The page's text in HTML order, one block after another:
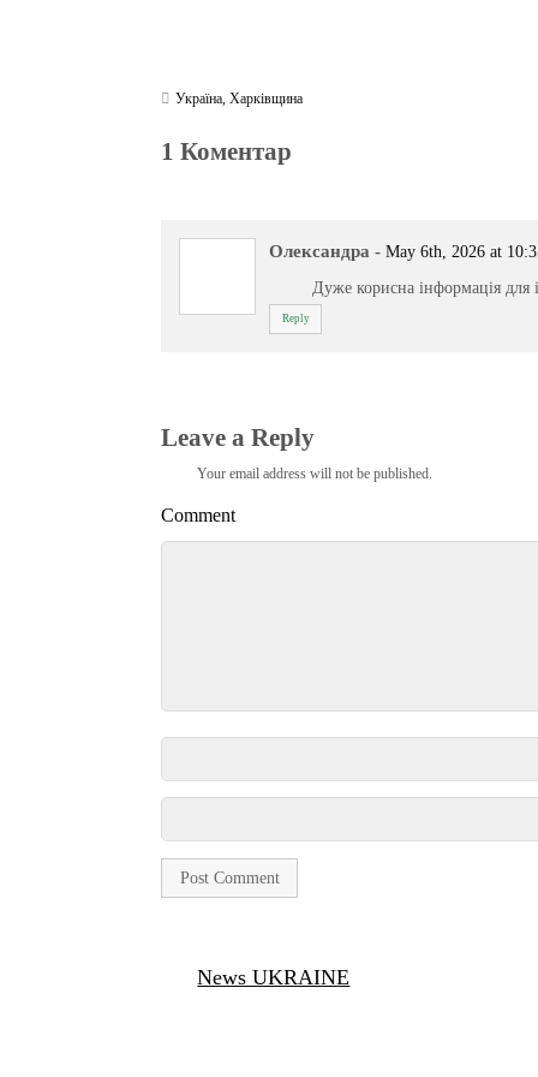
Україна,Харківщина
1 Коментар
Олександра - May 6th, 2026 at
Дуже корисна інформація для
Reply
Leave a Reply
Your email address will not be published.
Comment
News UKRAINE